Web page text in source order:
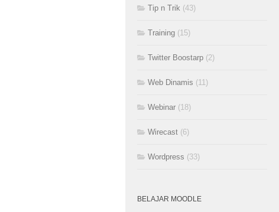
Tip n Trik (43)
Training (15)
Twitter Boostarp (2)
Web Dinamis (11)
Webinar (18)
Wirecast (6)
Wordpress (33)
BELAJAR MOODLE